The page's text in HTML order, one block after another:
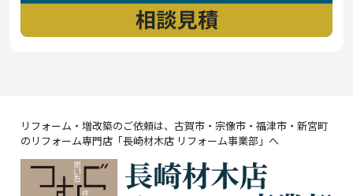
リフォーム・増改築のご依頼は、古賀市・宗像市・福津市・新宮町
のリフォーム専門店「長崎材木店 リフォーム事業部」へ